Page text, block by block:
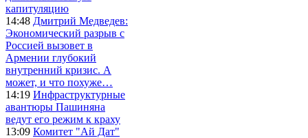
капитуляцию
14:48 Дмитрий Медведев:
Экономический разрыв с
Россией вызовет в
Армении глубокий
внутренний кризис. А
может, и что похуже…
14:19 Инфраструктурные
авантюры Пашиняна
ведут его режим к краху
13:09 Комитет "Ай Дат"